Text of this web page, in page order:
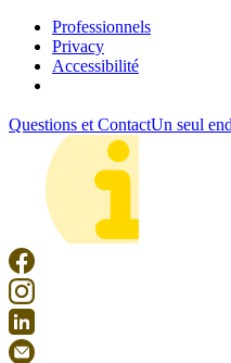
Professionnels
Privacy
Accessibilité
Questions et ContactUn seul